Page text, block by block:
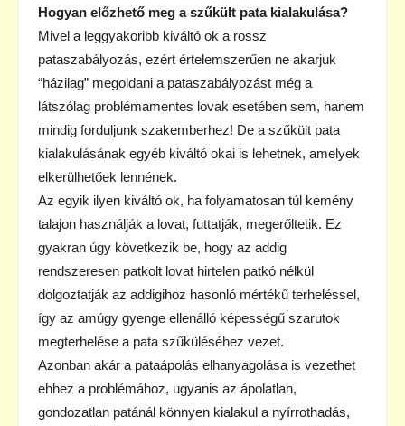
Hogyan előzhető meg a szűkült pata kialakulása?
Mivel a leggyakoribb kiváltó ok a rossz
pataszabályozás, ezért értelemszerűen ne akarjuk
“házilag” megoldani a pataszabályozást még a
látszólag problémamentes lovak esetében sem, hanem
mindig forduljunk szakemberhez! De a szűkült pata
kialakulásának egyéb kiváltó okai is lehetnek, amelyek
elkerülhetőek lennének.
Az egyik ilyen kiváltó ok, ha folyamatosan túl kemény
talajon használják a lovat, futtatják, megerőltetik. Ez
gyakran úgy következik be, hogy az addig
rendszeresen patkolt lovat hirtelen patkó nélkül
dolgoztatják az addigihoz hasonló mértékű terheléssel,
így az amúgy gyenge ellenálló képességű szarutok
megterhelése a pata szűküléséhez vezet.
Azonban akár a pataápolás elhanyagolása is vezethet
ehhez a problémához, ugyanis az ápolatlan,
gondozatlan patánál könnyen kialakul a nyírrothadás,